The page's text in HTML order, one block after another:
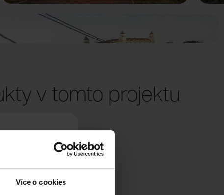
Více o cookies
v tomto projektu